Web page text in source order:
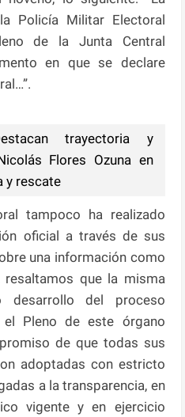
Policía Militar Electoral
de la Junta Central
en que se declare
trayectoria y
Flores Ozuna en
y rescate
tampoco ha realizado
oficial a través de sus
una información como
que la misma
del proceso
Pleno de este órgano
de que todas sus
adoptadas con estricto
a la transparencia, en
vigente y en ejercicio